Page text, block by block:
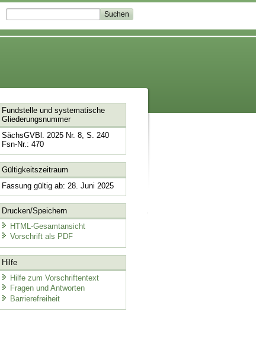
Fundstelle und systematische
Gliederungsnummer
SächsGVBl. 2025 Nr. 8, S. 240
Fsn-Nr.: 470
Gültigkeitszeitraum
Fassung gültig ab: 28. Juni 2025
Drucken/Speichern
HTML-Gesamtansicht
Vorschrift als PDF
Hilfe
Hilfe zum Vorschriftentext
Fragen und Antworten
Barrierefreiheit